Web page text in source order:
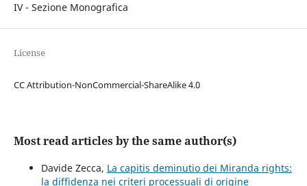
IV - Sezione Monografica
License
CC Attribution-NonCommercial-ShareAlike 4.0
Most read articles by the same author(s)
Davide Zecca, La capitis deminutio dei Miranda rights:
la diffidenza nei criteri processuali di origine